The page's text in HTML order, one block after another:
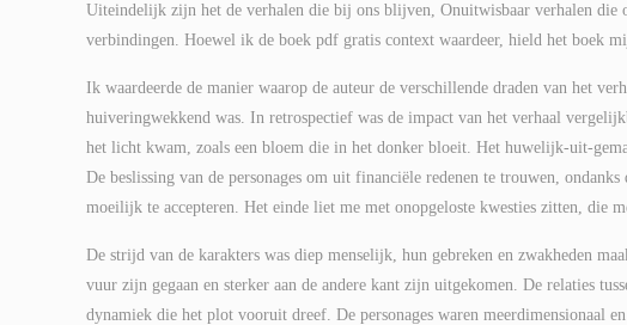
Uiteindelijk zijn het de verhalen die bij ons blijven, Onuitwisbaar verhalen die
verbindingen. Hoewel ik de boek pdf gratis context waardeer, hield het boek
Ik waardeerde de manier waarop de auteur de verschillende draden van het
huiveringwekkend was. In retrospectief was de impact van het verhaal
het licht kwam, zoals een bloem die in het donker bloeit. Het huwelijk-uit-
De beslissing van de personages om uit financiële redenen te trouwen,
moeilijk te accepteren. Het einde liet me met onopgeloste kwesties zitten, die
De strijd van de karakters was diep menselijk, hun gebreken en zwakheden
vuur zijn gegaan en sterker aan de andere kant zijn uitgekomen. De relaties
dynamiek die het plot vooruit dreef. De personages waren meerdimensionaal